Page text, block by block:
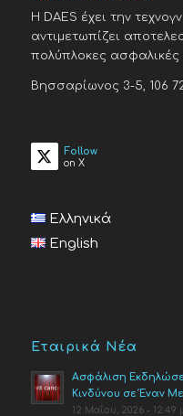
H DAES έχει την
αντιμετωπίζει
πολύπλοκες ασφαλικές
Βησσαρίωνος 3-5, 106
Follow
on X
Ελληνικά
English
Εταιρικά Νέα
Ασφάλιση
Κινδύνου σε Έναν
12 Μαΐου, 2026 - 12:49